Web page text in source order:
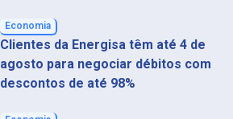
Economia
Clientes da Energisa têm até 4 de
agosto para negociar débitos com
descontos de até 98%